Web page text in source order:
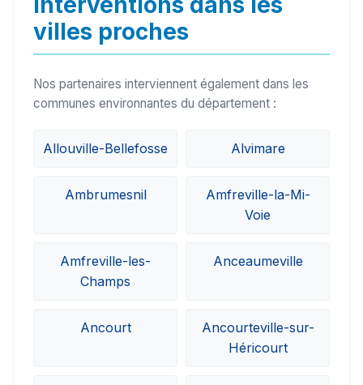
villes proches
Nos partenaires interviennent également dans les
communes environnantes du département :
Allouville-Bellefosse Alvimare
Ambrumesnil
Amfreville-la-Mi-
Voie
Amfreville-les-
Champs
Anceaumeville
Ancourt
Ancourteville-sur-
Héricourt